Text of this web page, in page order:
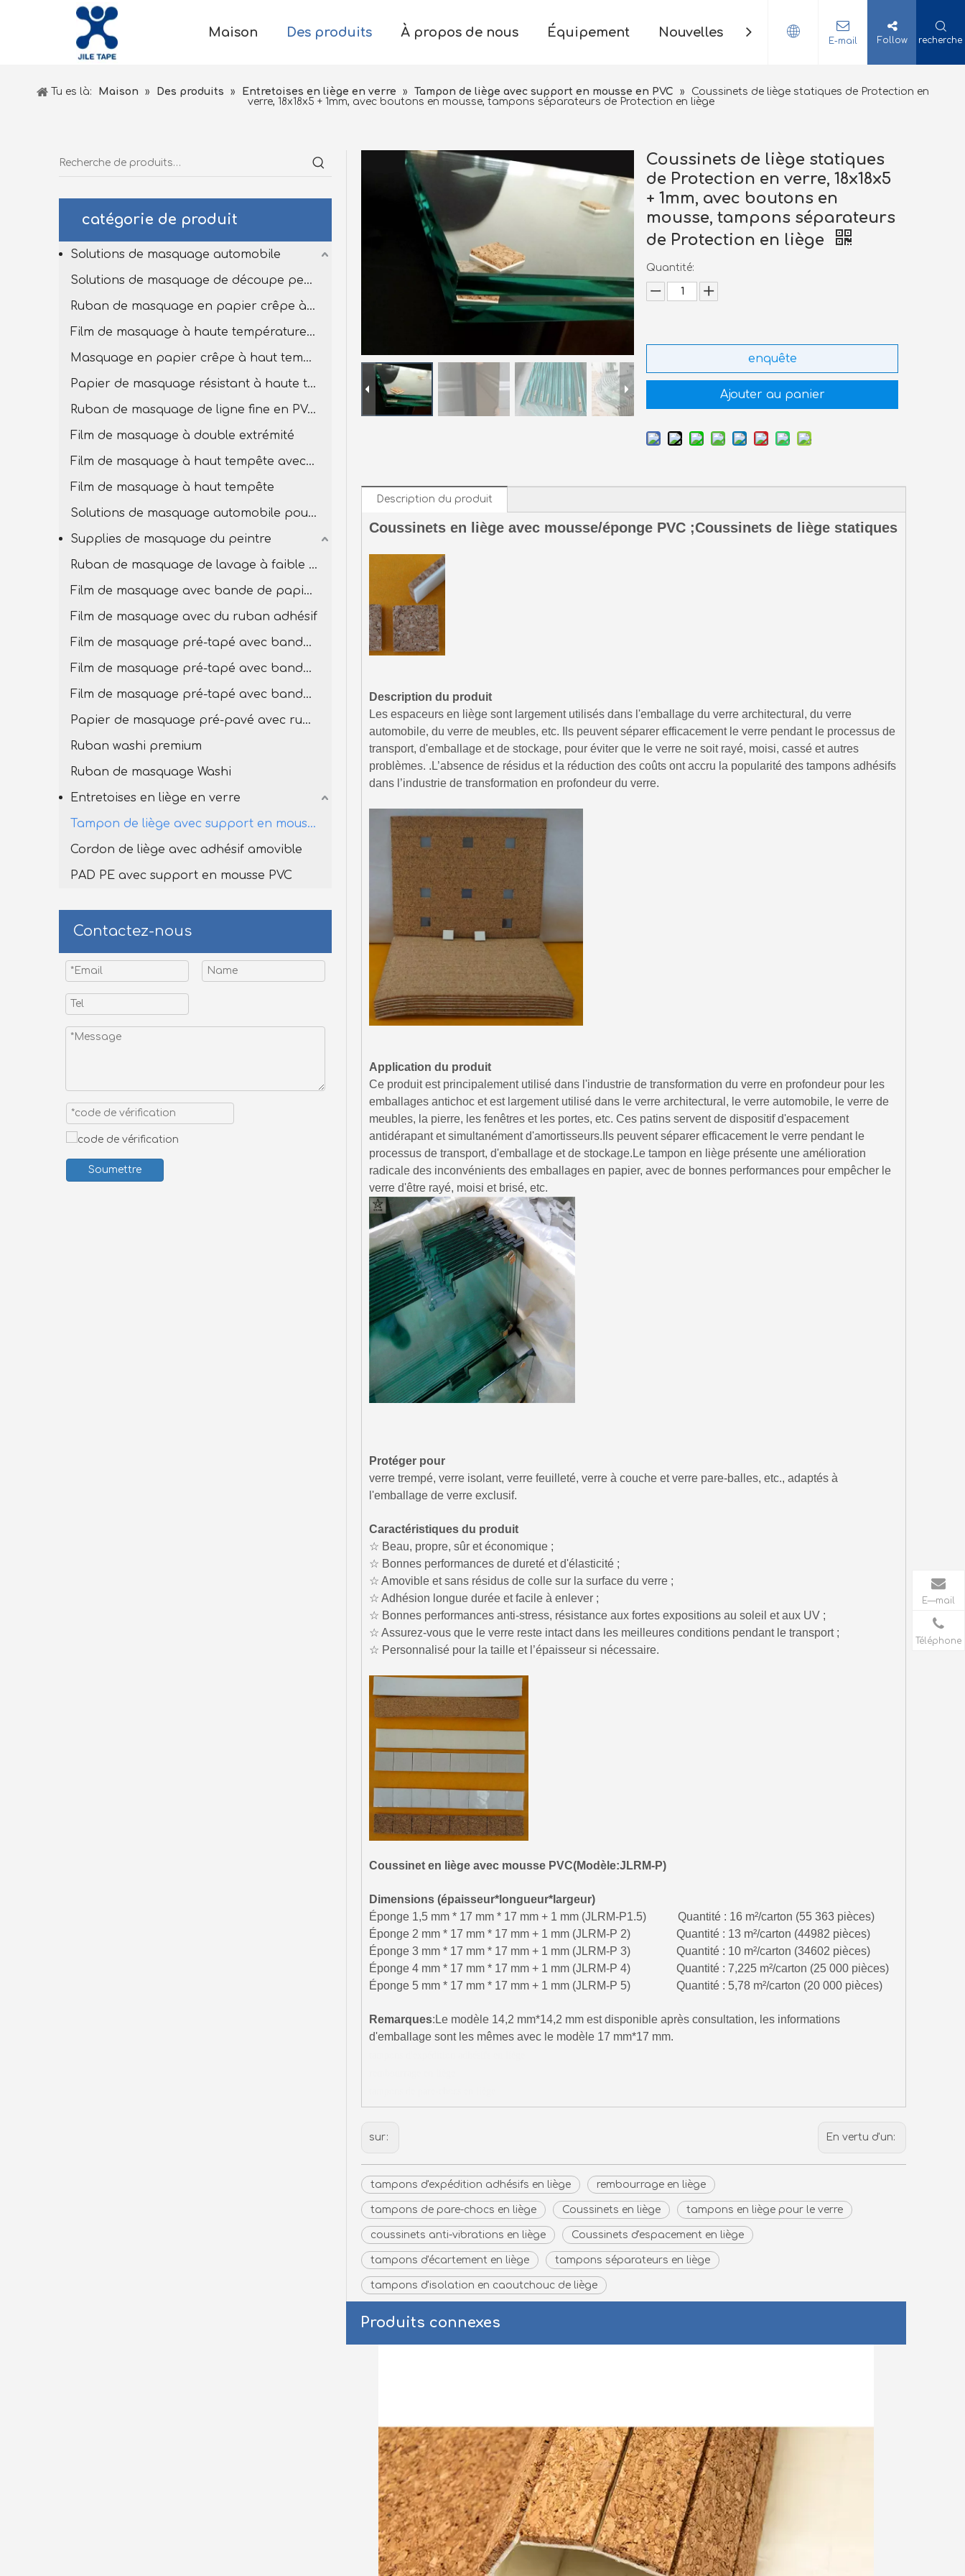
Maison Des produits À propos de nous Équipement Nouvelles Contact
E-mail Follow recherche
Tu es là: Maison » Des produits » Entretoises en liège en verre » Tampon de liège avec support en mousse en PVC »
Coussinets de liège statiques de Protection en
verre, 18x18x5 + 1mm, avec boutons en mousse, tampons séparateurs de Protection en liège
catégorie de produit
Solutions de masquage automobile
Solutions de masquage de découpe personnalisées
Ruban de masquage en papier crêpe à haut tempête
Film de masquage à haute température pour la peinture
Masquage en papier crêpe à haut tempête
Papier de masquage résistant à haute température
Ruban de masquage de ligne fine en PVC à température élevée
Film de masquage à double extrémité
Film de masquage à haut tempête avec bande PVC
Film de masquage à haut tempête
Solutions de masquage automobile pour la carrosserie
Supplies de masquage du peintre
Ruban de masquage de lavage à faible teneur
Film de masquage avec bande de papier en crêpe
Film de masquage avec du ruban adhésif
Film de masquage pré-tapé avec bande basse
Film de masquage pré-tapé avec bande de lavage premium
Film de masquage pré-tapé avec bande Washi
Papier de masquage pré-pavé avec ruban de lavage
Ruban washi premium
Ruban de masquage Washi
Entretoises en liège en verre
Tampon de liège avec support en mousse en PVC
Cordon de liège avec adhésif amovible
PAD PE avec support en mousse PVC
Contactez-nous
Soumettre
Coussinets de liège statiques
de Protection en verre, 18x18x5
+ 1mm, avec boutons en
mousse, tampons séparateurs
de Protection en liège
Quantité:
enquête
Ajouter au panier
Description du produit
Coussinets en liège avec mousse/éponge PVC ;Coussinets de liège statiques
Description du produit
Les espaceurs en liège sont largement utilisés dans l'emballage du verre architectural, du verre
automobile, du verre de meubles, etc. Ils peuvent séparer efficacement le verre pendant le processus de
transport, d'emballage et de stockage, pour éviter que le verre ne soit rayé, moisi, cassé et autres
problèmes. .L’absence de résidus et la réduction des coûts ont accru la popularité des tampons adhésifs
dans l’industrie de transformation en profondeur du verre.
Application du produit
Ce produit est principalement utilisé dans l'industrie de transformation du verre en profondeur pour les
emballages antichoc et est largement utilisé dans le verre architectural, le verre automobile, le verre de
meubles, la pierre, les fenêtres et les portes, etc. Ces patins servent de dispositif d'espacement
antidérapant et simultanément d'amortisseurs.Ils peuvent séparer efficacement le verre pendant le
processus de transport, d'emballage et de stockage.Le tampon en liège présente une amélioration
radicale des inconvénients des emballages en papier, avec de bonnes performances pour empêcher le
verre d'être rayé, moisi et brisé, etc.
Protéger pour
verre trempé, verre isolant, verre feuilleté, verre à couche et verre pare-balles, etc., adaptés à
l'emballage de verre exclusif.
Caractéristiques du produit
☆ Beau, propre, sûr et économique ;
☆ Bonnes performances de dureté et d'élasticité ;
☆ Amovible et sans résidus de colle sur la surface du verre ;
☆ Adhésion longue durée et facile à enlever ;
☆ Bonnes performances anti-stress, résistance aux fortes expositions au soleil et aux UV ;
☆ Assurez-vous que le verre reste intact dans les meilleures conditions pendant le transport ;
☆ Personnalisé pour la taille et l’épaisseur si nécessaire.
Coussinet en liège avec mousse PVC(Modèle:JLRM-P)
Dimensions (épaisseur*longueur*largeur)
Éponge 1,5 mm * 17 mm * 17 mm + 1 mm (JLRM-P1.5) Quantité : 16 m²/carton (55 363 pièces)
Éponge 2 mm * 17 mm * 17 mm + 1 mm (JLRM-P 2) Quantité : 13 m²/carton (44982 pièces)
Éponge 3 mm * 17 mm * 17 mm + 1 mm (JLRM-P 3) Quantité : 10 m²/carton (34602 pièces)
Éponge 4 mm * 17 mm * 17 mm + 1 mm (JLRM-P 4) Quantité : 7,225 m²/carton (25 000 pièces)
Éponge 5 mm * 17 mm * 17 mm + 1 mm (JLRM-P 5) Quantité : 5,78 m²/carton (20 000 pièces)
Remarques:Le modèle 14,2 mm*14,2 mm est disponible après consultation, les informations
d'emballage sont les mêmes avec le modèle 17 mm*17 mm.
sur: En vertu d'un:
tampons d'expédition adhésifs en liège rembourrage en liège
tampons de pare-chocs en liège Coussinets en liège tampons en liège pour le verre
coussinets anti-vibrations en liège Coussinets d'espacement en liège
tampons d'écartement en liège tampons séparateurs en liège
tampons d'isolation en caoutchouc de liège
Produits connexes
E—mail
Téléphone